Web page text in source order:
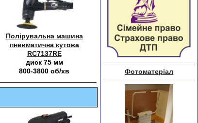
Полірувальна машина
пневматична кутова
RC7137RE
диск 75 мм
800-3800 об/хв